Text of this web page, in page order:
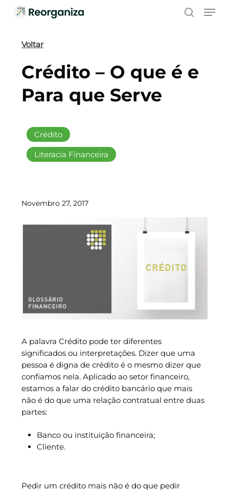
Skip
contentVoltar
Crédito
Literacia Financeira
Crédito – O que é e
Para que Serve
Novembro 27, 2017
A palavra Crédito pode ter diferentes
significados ou interpretações. Dizer que uma
pessoa é digna de crédito é o mesmo dizer que
confiamos nela. Aplicado ao setor financeiro,
estamos a falar do crédito bancário que mais
não é do que uma relação contratual entre duas
partes:
Banco ou instituição financeira;
Cliente.
Pedir um crédito mais não é do que pedir